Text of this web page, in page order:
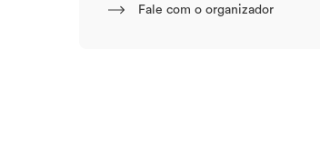
Fale com o organizador